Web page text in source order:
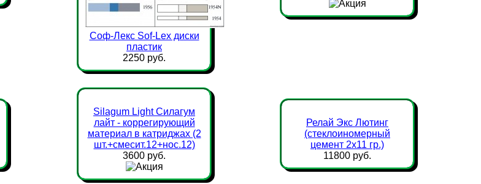
Соф-Лекс Sof-Lex диски
пластик
2250 руб.
Silagum Light Силагум
лайт - коррегирующий
материал в катриджах (2
шт.+смесит.12+нос.12)
3600 руб.
Релай Экс Лютинг
(стеклоиномерный
цемент 2х11 гр.)
11800 руб.